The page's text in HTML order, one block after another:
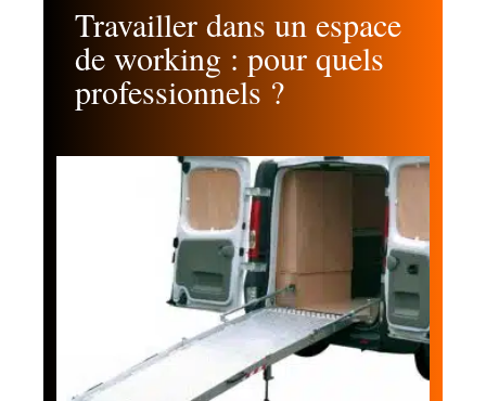
Travailler dans un espace
de working : pour quels
professionnels ?